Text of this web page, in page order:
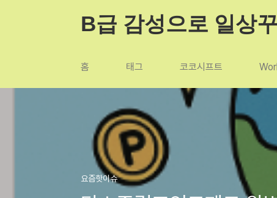
B급 감성으로 일상
홈 태그 코코시프트
요즘핫이슈